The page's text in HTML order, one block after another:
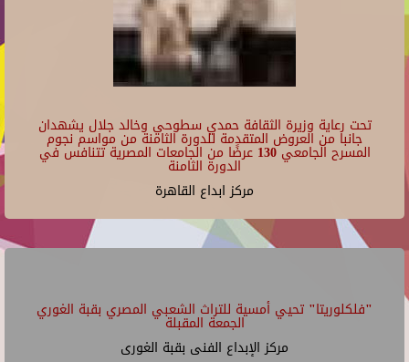
تحت رعاية وزيرة الثقافة حمدي سطوحي وخالد جلال يشهدان
جانبا من العروض المتقدمة للدورة الثامنة من مواسم نجوم
المسرح الجامعي 130 عرضًا من الجامعات المصرية تتنافس في
الدورة الثامنة
مركز ابداع القاهرة
"فلكلوريتا" تحيي أمسية للتراث الشعبي المصري بقبة الغوري
الجمعة المقبلة
مركز الإبداع الفنى بقبة الغورى